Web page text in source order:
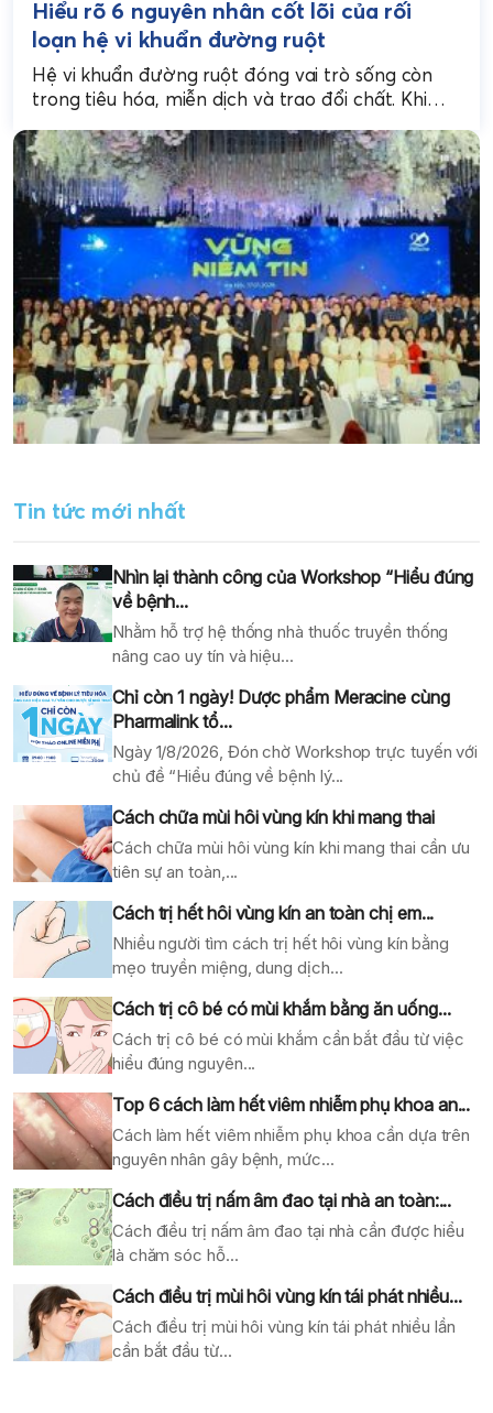
Hiểu rõ 6 nguyên nhân cốt lõi của rối
loạn hệ vi khuẩn đường ruột
Hệ vi khuẩn đường ruột đóng vai trò sống còn
trong tiêu hóa, miễn dịch và trao đổi chất. Khi
Tin tức mới nhất
Nhìn lại thành công của Workshop “Hiểu đúng
về bệnh...
Nhằm hỗ trợ hệ thống nhà thuốc truyền thống
nâng cao uy tín và hiệu...
Chỉ còn 1 ngày! Dược phẩm Meracine cùng
Pharmalink tổ...
Ngày 1/8/2026, Đón chờ Workshop trực tuyến với
chủ đề “Hiểu đúng về bệnh lý...
Cách chữa mùi hôi vùng kín khi mang thai
Cách chữa mùi hôi vùng kín khi mang thai cần ưu
tiên sự an toàn,...
Cách trị hết hôi vùng kín an toàn chị em...
Nhiều người tìm cách trị hết hôi vùng kín bằng
mẹo truyền miệng, dung dịch...
Cách trị cô bé có mùi khắm bằng ăn uống...
Cách trị cô bé có mùi khắm cần bắt đầu từ việc
hiểu đúng nguyên...
Top 6 cách làm hết viêm nhiễm phụ khoa an...
Cách làm hết viêm nhiễm phụ khoa cần dựa trên
nguyên nhân gây bệnh, mức...
Cách điều trị nấm âm đao tại nhà an toàn:...
Cách điều trị nấm âm đao tại nhà cần được hiểu
là chăm sóc hỗ...
Cách điều trị mùi hôi vùng kín tái phát nhiều...
Cách điều trị mùi hôi vùng kín tái phát nhiều lần
cần bắt đầu từ...